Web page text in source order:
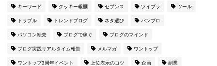
キーワード クッキー報酬 セブンス ツイブラ ツール
トラブル トレンドブログ ネタ選び バンブロ
パソコン転売 ブログで稼ぐ ブログのマインド
ブログ実践リアルタイム報告 メルマガ ワントップ
ワントップ3周年イベント 上位表示のコツ 企画 副業